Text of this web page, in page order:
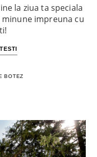
la ziua ta speciala
impreuna cu
BOTEZ